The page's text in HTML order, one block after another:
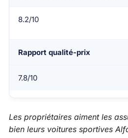
8.2/10
Rapport qualité-prix
7.8/10
Les propriétaires aiment les
bien leurs voitures sportives